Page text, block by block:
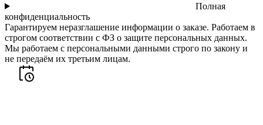
Полная
конфиденциальность
Гарантируем неразглашение информации о заказе. Работаем в
строгом соответствии с ФЗ о защите персональных данных.
Мы работаем с персональными данными строго по закону и
не передаём их третьим лицам.